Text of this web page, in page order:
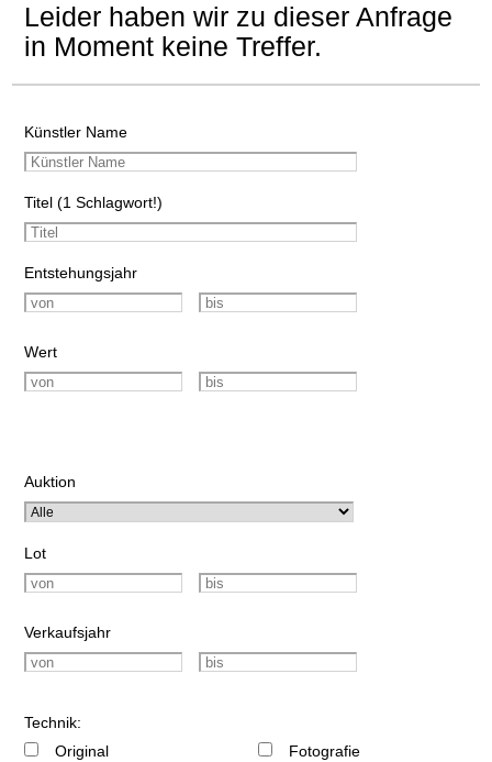
Leider haben wir zu dieser Anfrage
in Moment keine Treffer.
Künstler Name
Titel (1 Schlagwort!)
Entstehungsjahr
Wert
Auktion
Lot
Verkaufsjahr
Technik:
Original
Fotografie